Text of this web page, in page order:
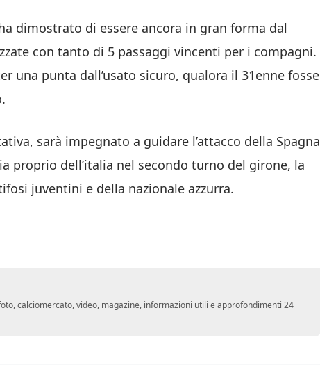
dimostrato di essere ancora in gran forma dal
con tanto di 5 passaggi vincenti per i compagni.
una punta dall’usato sicuro, qualora il 31enne fosse
sarà impegnato a guidare l’attacco della Spagna
proprio dell’italia nel secondo turno del girone, la
juventini e della nazionale azzurra.
calciomercato, video, magazine, informazioni utili e approfondimenti 24